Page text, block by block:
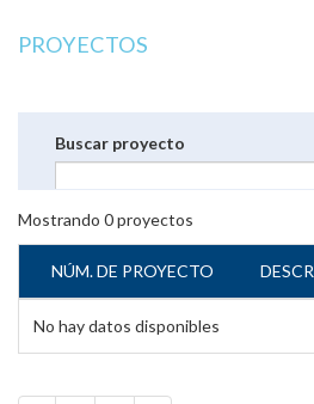
PROYECTOS
Buscar proyecto
Mostrando 0proyectos
NÚM. DE PROYECTO
No hay datos disponibles